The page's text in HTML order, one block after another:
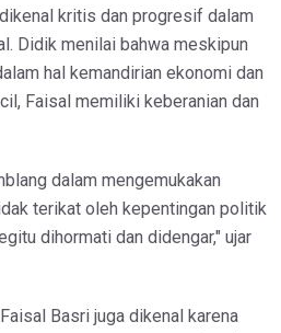
kritis dan progresif dalam
Didik menilai bahwa meskipun
hal kemandirian ekonomi dan
Faisal memiliki keberanian dan
dalam mengemukakan
terikat oleh kepentingan politik
dihormati dan didengar," ujar
Basri juga dikenal karena